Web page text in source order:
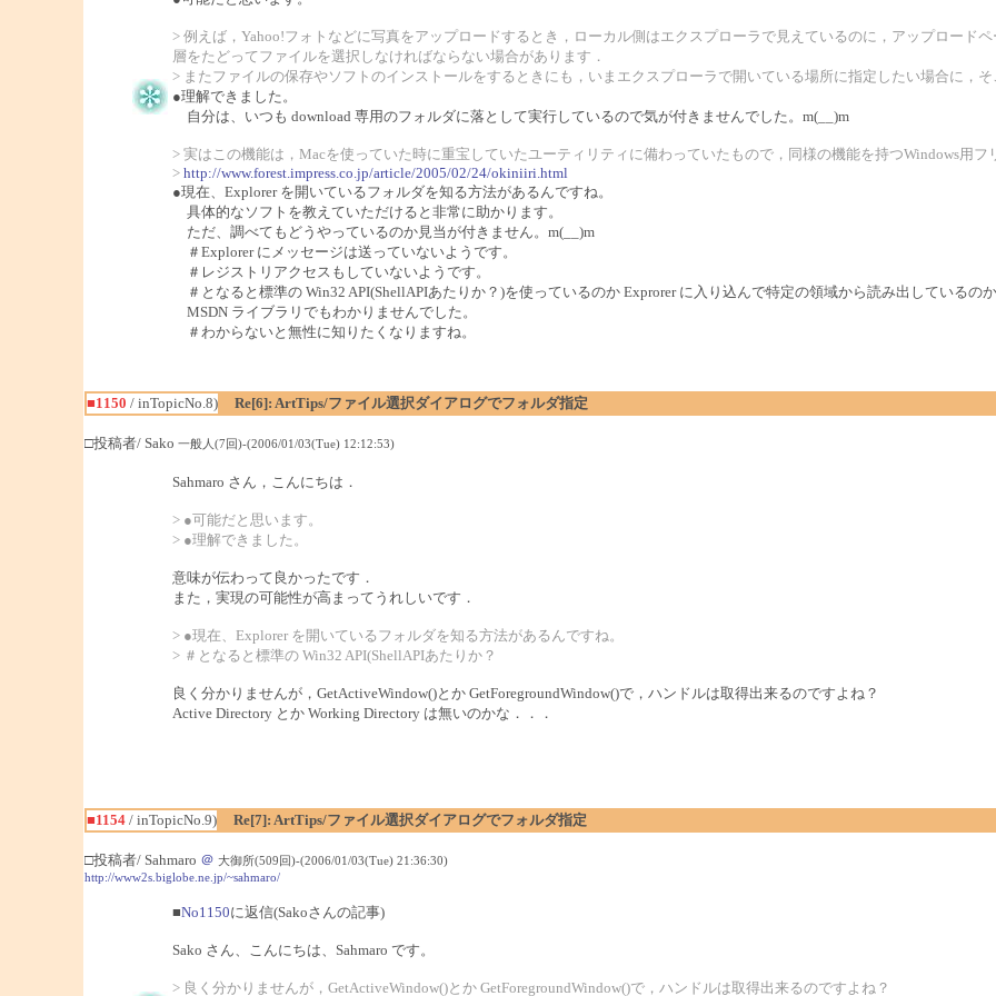
> 例えば，Yahoo!フォトなどに写真をアップロードするとき，ローカル側はエクスプローラで見えているのに，アップロード
層をたどってファイルを選択しなければならない場合があります．
> またファイルの保存やソフトのインストールをするときにも，いまエクスプローラで開いている場所に指定したい場合に，
●理解できました。
自分は、いつも download 専用のフォルダに落として実行しているので気が付きませんでした。m(__)m
> 実はこの機能は，Macを使っていた時に重宝していたユーティリティに備わっていたもので，同様の機能を持つWindows用フ
> http://www.forest.impress.co.jp/article/2005/02/24/okiniiri.html
●現在、Explorer を開いているフォルダを知る方法があるんですね。
具体的なソフトを教えていただけると非常に助かります。
ただ、調べてもどうやっているのか見当が付きません。m(__)m
＃Explorer にメッセージは送っていないようです。
＃レジストリアクセスもしていないようです。
＃となると標準の Win32 API(ShellAPIあたりか？)を使っているのか Exprorer に入り込んで特定の領域から読み出しているの
MSDN ライブラリでもわかりませんでした。
＃わからないと無性に知りたくなりますね。
■1150 / inTopicNo.8) Re[6]: ArtTips/ファイル選択ダイアログでフォルダ指定
□投稿者/ Sako 一般人(7回)-(2006/01/03(Tue) 12:12:53)
Sahmaro さん，こんにちは．
> ●可能だと思います。
> ●理解できました。
意味が伝わって良かったです．
また，実現の可能性が高まってうれしいです．
> ●現在、Explorer を開いているフォルダを知る方法があるんですね。
> ＃となると標準の Win32 API(ShellAPIあたりか？
良く分かりませんが，GetActiveWindow()とか GetForegroundWindow()で，ハンドルは取得出来るのですよね？
Active Directory とか Working Directory は無いのかな．．．
■1154/ inTopicNo.9) Re[7]: ArtTips/ファイル選択ダイアログでフォルダ指定
□投稿者/ Sahmaro ＠ 大御所(509回)-(2006/01/03(Tue) 21:36:30)
http://www2s.biglobe.ne.jp/~sahmaro/
■No1150に返信(Sakoさんの記事)
Sako さん、こんにちは、Sahmaro です。
> 良く分かりませんが，GetActiveWindow()とか GetForegroundWindow()で，ハンドルは取得出来るのですよね？